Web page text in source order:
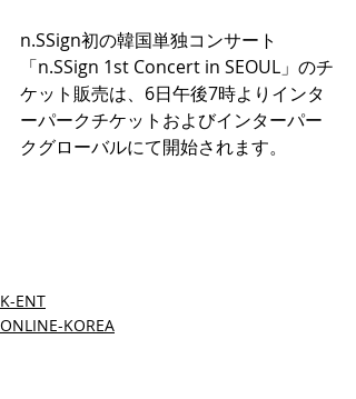
n.SSign初の韓国単独コンサート
「n.SSign 1st Concert in SEOUL」のチ
ケット販売は、6日午後7時よりインタ
ーパークチケットおよびインターパー
クグローバルにて開始されます。
K-ENT
ONLINE-KOREA